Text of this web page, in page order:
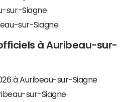
sur-Siagne
sur-Siagne
à Auribeau-sur-
à Auribeau-sur-Siagne
sur-Siagne